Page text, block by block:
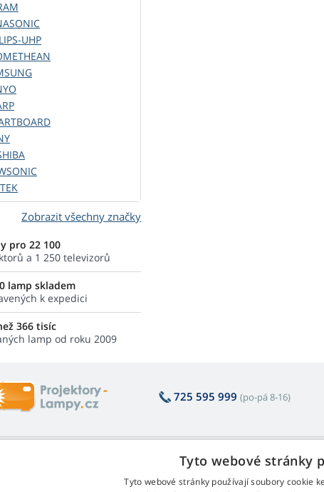
UHP
Zobrazit všechny značky
pro 22 100
a 1 250 televizorů
lamp skladem
k expedici
366 tisíc
lamp od roku 2009
725 595 999 (po-pá 8-16)
O nákupu lamp
Vrácení a reklamace
Tyto webové stránky
Tyto webové stránky používají soubory cookie